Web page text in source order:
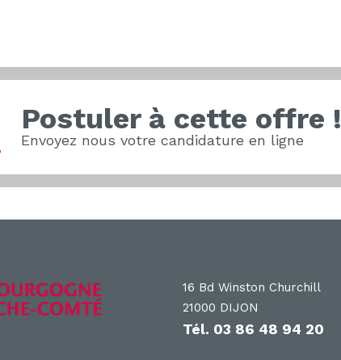
Postuler à cette offre !
Envoyez nous votre candidature en ligne
16 Bd Winston Churchill
21000 DIJON
Tél. 03 86 48 94 20